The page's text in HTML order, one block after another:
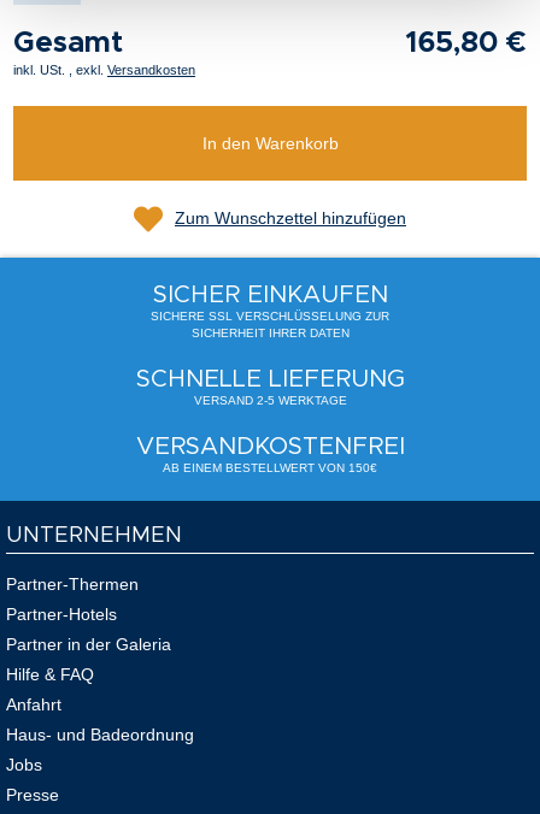
Gesamt 165,80 €
inkl. USt. , exkl. Versandkosten
In den Warenkorb
Zum Wunschzettel hinzufügen
SICHER EINKAUFEN
SICHERE SSL VERSCHLÜSSELUNG ZUR
SICHERHEIT IHRER DATEN
SCHNELLE LIEFERUNG
VERSAND 2-5 WERKTAGE
VERSANDKOSTENFREI
AB EINEM BESTELLWERT VON 150€
UNTERNEHMEN
Partner-Thermen
Partner-Hotels
Partner in der Galeria
Hilfe & FAQ
Anfahrt
Haus- und Badeordnung
Jobs
Presse